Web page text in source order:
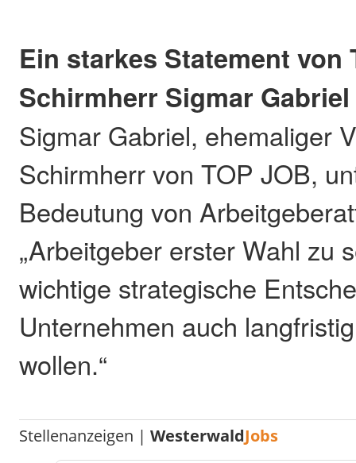
Ein starkes Statement von
Schirmherr Sigmar Gabriel
Sigmar Gabriel, ehemaliger
Schirmherr von TOP JOB,
Bedeutung von
„Arbeitgeber erster Wahl zu
wichtige strategische
Unternehmen auch
wollen.“
Stellenanzeigen |WesterwaldJobs